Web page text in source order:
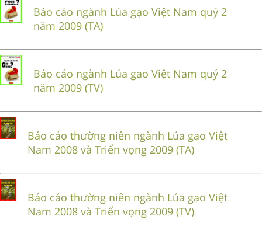
Báo cáo ngành Lúa gạo Việt Nam quý 2
năm 2009 (TA)
Báo cáo ngành Lúa gạo Việt Nam quý 2
năm 2009 (TV)
Báo cáo thường niên ngành Lúa gạo Việt
Nam 2008 và Triển vọng 2009 (TA)
Báo cáo thường niên ngành Lúa gạo Việt
Nam 2008 và Triển vọng 2009 (TV)